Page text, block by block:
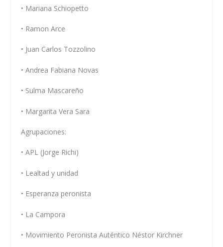
• Mariana Schiopetto
• Ramon Arce
• Juan Carlos Tozzolino
• Andrea Fabiana Novas
• Sulma Mascareño
• Margarita Vera Sara
Agrupaciones:
• APL (Jorge Richi)
• Lealtad y unidad
• Esperanza peronista
• La Campora
• Movimiento Peronista Auténtico Néstor Kirchner